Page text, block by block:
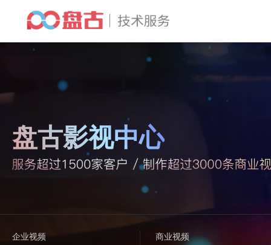
盘古影视中心
企业视频 商业视频